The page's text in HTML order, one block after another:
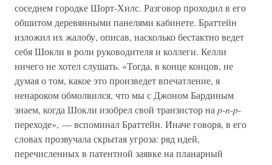
соседнем городке Шорт-Хилс. Разговор проходил в его
обшитом деревянными панелями кабинете. Браттейн
изложил их жалобу, описав, насколько бестактно ведет
себя Шокли в роли руководителя и коллеги. Келли
ничего не хотел слушать. «Тогда, в конце концов, не
думая о том, какое это произведет впечатление, я
ненароком обмолвился, что мы с Джоном Бардиным
знаем, когда Шокли изобрел свой транзистор на p-n-p-
переходе», — вспоминал Браттейн. Иначе говоря, в его
словах прозвучала скрытая угроза: ряд идей,
перечисленных в патентной заявке на планарный